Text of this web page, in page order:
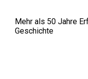
Mehr als 50 Jahre
Geschichte